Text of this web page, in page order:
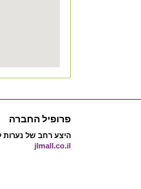
פרופיל החברה
היצע רחב של נערות
jlmall.co.il